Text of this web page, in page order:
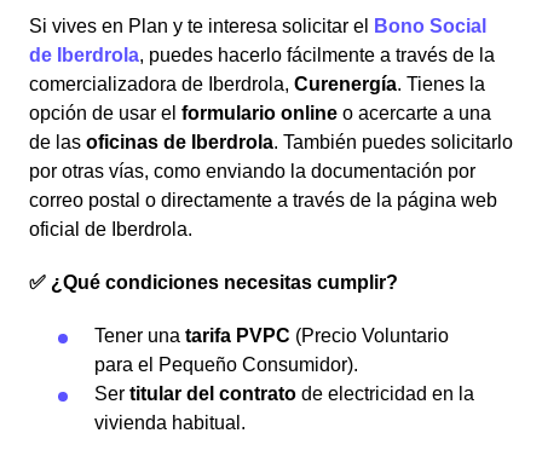
Si vives en Plan y te interesa solicitar el
Bono Social
de Iberdrola, puedes hacerlo fácilmente a través de la
comercializadora de Iberdrola, Curenergía. Tienes la
opción de usar el formulario online o acercarte a una
de las oficinas de Iberdrola. También puedes solicitarlo
por otras vías, como enviando la documentación por
correo postal o directamente a través de la página web
oficial de Iberdrola.
✅ ¿Qué condiciones necesitas cumplir?
Tener una tarifa PVPC (Precio Voluntario
para el Pequeño Consumidor).
Ser titular del contrato de electricidad en la
vivienda habitual.